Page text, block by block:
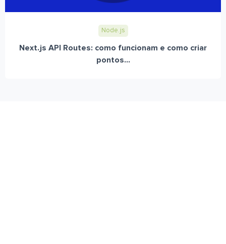
Node.js
Next.js API Routes: como funcionam e como criar
pontos...